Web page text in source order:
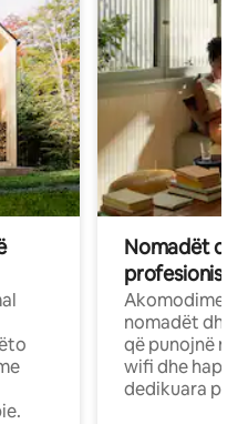
Nomadët
Akomodime
nomadët dhe
që punojnë në
wifi dhe
dedikuara